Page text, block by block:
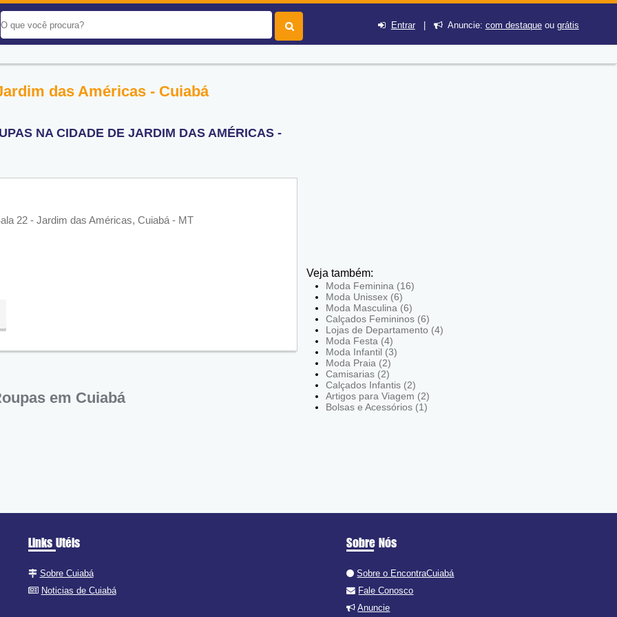
Entrar| Anuncie: com destaqueou grátis
das Américas - Cuiabá
NA CIDADE DE JARDIM DAS AMÉRICAS -
22 - Jardim das Américas, Cuiabá - MT
em Cuiabá
Veja também:
Moda Feminina (16)
Moda Unissex (6)
Moda Masculina (6)
Calçados Femininos (6)
Lojas de Departamento (4)
Moda Festa (4)
Moda Infantil (3)
Moda Praia (2)
Camisarias (2)
Calçados Infantis (2)
Artigos para Viagem (2)
Bolsas e Acessórios (1)
Links Utéis
Sobre Cuiabá
Noticias de Cuiabá
Sobre Nós
Sobre o EncontraCuiabá
Fale Conosco
Anuncie